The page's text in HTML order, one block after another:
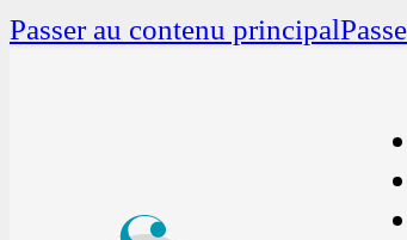
Passer au contenu principal